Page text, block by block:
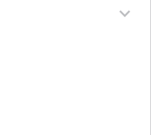
expand_more